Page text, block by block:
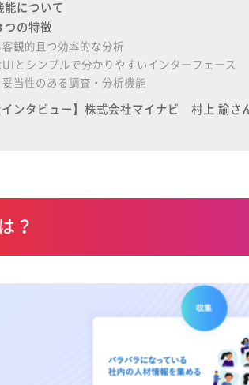
について
の特徴
観的且つ効率的な分析
UIとシンプルで分かりやすいインターフェース
当性のある調査・分析機能
インタビュー】株式会社マイナビ 村上 諭さ
？